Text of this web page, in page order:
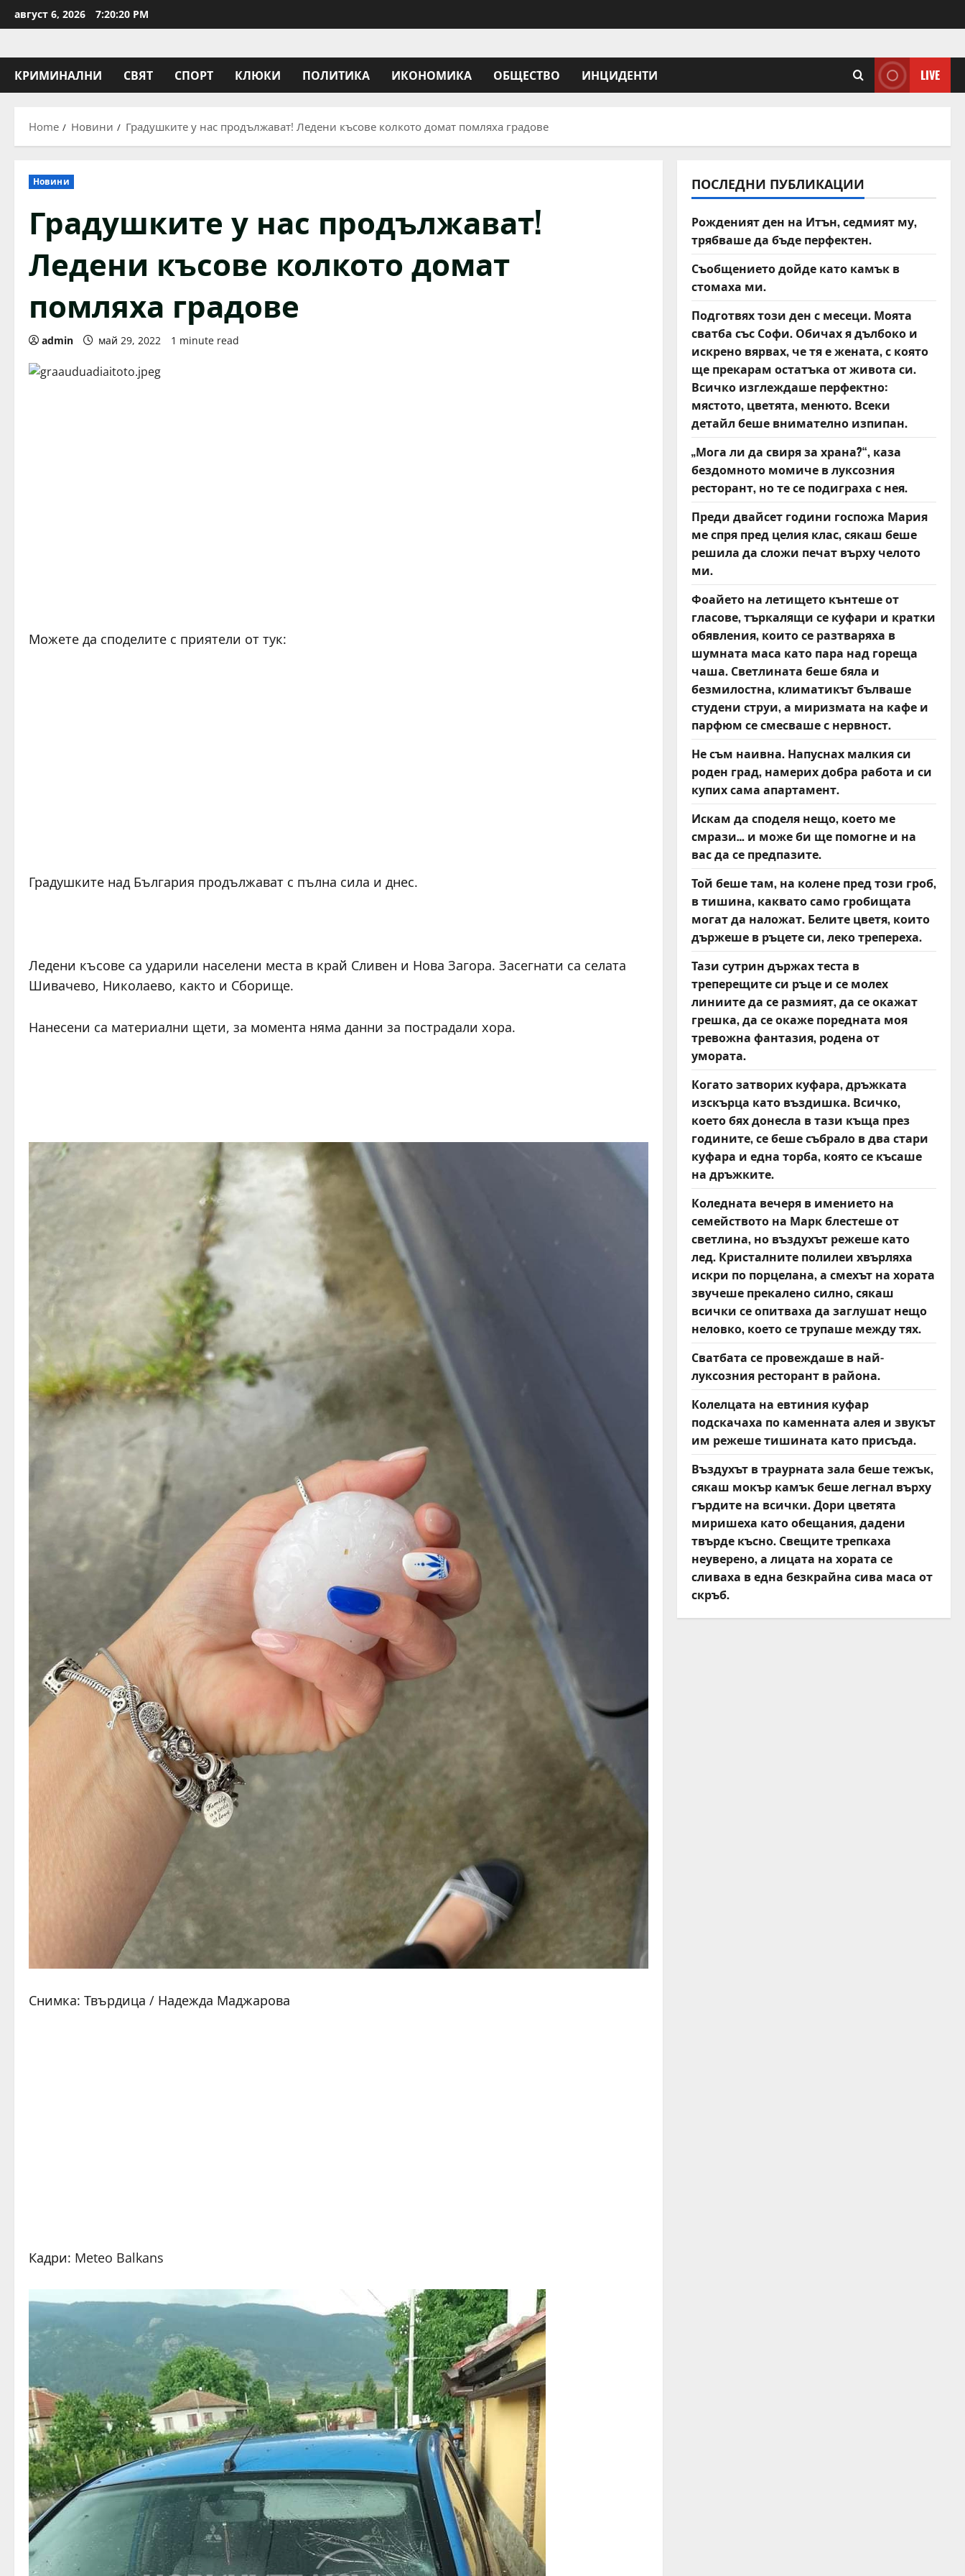
to
август 6, 2026 7:20:21 PM
КРИМИНАЛНИ СВЯТ СПОРТ КЛЮКИ ПОЛИТИКА ИКОНОМИКА ОБЩЕСТВО ИНЦИДЕНТИ LIVE
Home Новини Градушките у нас продължават! Ледени късове колкото домат помляха градове
Новини
Градушките у нас продължават!
Ледени късове колкото домат
помляха градове
admin май 29, 2022 1 minute read
Можете да споделите с приятели от тук:
Градушките над България продължават с пълна сила и днес.
Ледени късове са ударили населени места в край Сливен и Нова Загора. Засегнати са селата
Шивачево, Николаево, както и Сборище.
Нанесени са материални щети, за момента няма данни за пострадали хора.
Снимка: Твърдица / Надежда Маджарова
Кадри: Meteo Balkans
ПОСЛЕДНИ ПУБЛИКАЦИИ
Рожденият ден на Итън, седмият му,
трябваше да бъде перфектен.
Съобщението дойде като камък в
стомаха ми.
Подготвях този ден с месеци. Моята
сватба със Софи. Обичах я дълбоко и
искрено вярвах, че тя е жената, с която
ще прекарам остатъка от живота си.
Всичко изглеждаше перфектно:
мястото, цветята, менюто. Всеки
детайл беше внимателно изпипан.
„Мога ли да свиря за храна?“, каза
бездомното момиче в луксозния
ресторант, но те се подиграха с нея.
Преди двайсет години госпожа Мария
ме спря пред целия клас, сякаш беше
решила да сложи печат върху челото
ми.
Фоайето на летището кънтеше от
гласове, търкалящи се куфари и кратки
обявления, които се разтваряха в
шумната маса като пара над гореща
чаша. Светлината беше бяла и
безмилостна, климатикът бълваше
студени струи, а миризмата на кафе и
парфюм се смесваше с нервност.
Не съм наивна. Напуснах малкия си
роден град, намерих добра работа и си
купих сама апартамент.
Искам да споделя нещо, което ме
смрази… и може би ще помогне и на
вас да се предпазите.
Той беше там, на колене пред този гроб,
в тишина, каквато само гробищата
могат да наложат. Белите цветя, които
държеше в ръцете си, леко трепереха.
Тази сутрин държах теста в
треперещите си ръце и се молех
линиите да се размият, да се окажат
грешка, да се окаже поредната моя
тревожна фантазия, родена от
умората.
Когато затворих куфара, дръжката
изскърца като въздишка. Всичко,
което бях донесла в тази къща през
годините, се беше събрало в два стари
куфара и една торба, която се късаше
на дръжките.
Коледната вечеря в имението на
семейството на Марк блестеше от
светлина, но въздухът режеше като
лед. Кристалните полилеи хвърляха
искри по порцелана, а смехът на хората
звучеше прекалено силно, сякаш
всички се опитваха да заглушат нещо
неловко, което се трупаше между тях.
Сватбата се провеждаше в най-
луксозния ресторант в района.
Колелцата на евтиния куфар
подскачаха по каменната алея и звукът
им режеше тишината като присъда.
Въздухът в траурната зала беше тежък,
сякаш мокър камък беше легнал върху
гърдите на всички. Дори цветята
миришеха като обещания, дадени
твърде късно. Свещите трепкаха
неуверено, а лицата на хората се
сливаха в една безкрайна сива маса от
скръб.